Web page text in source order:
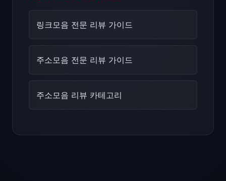
링크모음 전문 리뷰 가이드
주소모음 전문 리뷰 가이드
주소모음 리뷰 카테고리